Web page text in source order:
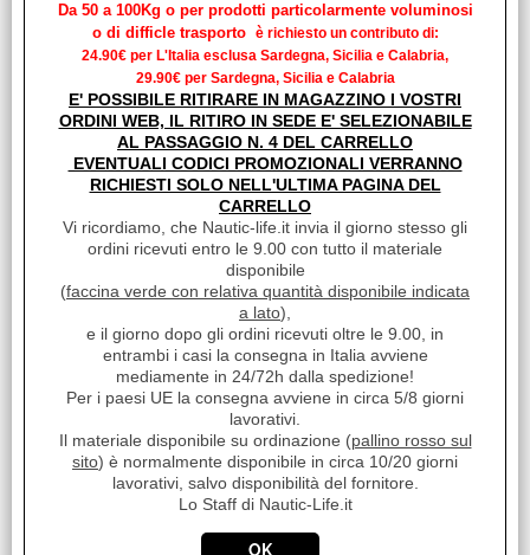
Bozzello ad una puleggia Fabbricati in nylon e acciaio inox.
Cima Ø mm 6 Carico max kg 650 Puleggia Ø [...]
Disponibile su Ordinazione in circa 10/20gg (Tempistica indicativa
non vincolante)
€ 21,90 Sconto 3.6%
21,10
BOZZELLO A UNA PULEGGIA PER CIMA 10MM
Da 50 a 100Kg o per prodotti particolarmente voluminosi
o di difficle trasporto è richiesto un contributo di:
24.90€ per L'Italia esclusa Sardegna, Sicilia e Calabria,
29.90€ per Sardegna, Sicilia e Calabria
E' POSSIBILE RITIRARE IN MAGAZZINO I VOSTRI
ORDINI WEB, IL RITIRO IN SEDE E' SELEZIONABILE
AL PASSAGGIO N. 4 DEL CARRELLO
EVENTUALI CODICI PROMOZIONALI VERRANNO
RICHIESTI SOLO NELL'ULTIMA PAGINA DEL
CARRELLO
Vi ricordiamo, che Nautic-life.it invia il giorno stesso gli
ordini ricevuti entro le 9.00 con tutto il materiale
disponibile
(faccina verde con relativa quantità disponibile indicata
a lato),
e il giorno dopo gli ordini ricevuti oltre le 9.00, in
entrambi i casi la consegna in Italia avviene
mediamente in 24/72h dalla spedizione!
Per i paesi UE la consegna avviene in circa 5/8 giorni
lavorativi.
Il materiale disponibile su ordinazione (pallino rosso sul
sito) è normalmente disponibile in circa 10/20 giorni
lavorativi, salvo disponibilità del fornitore.
Lo Staff di Nautic-Life.it